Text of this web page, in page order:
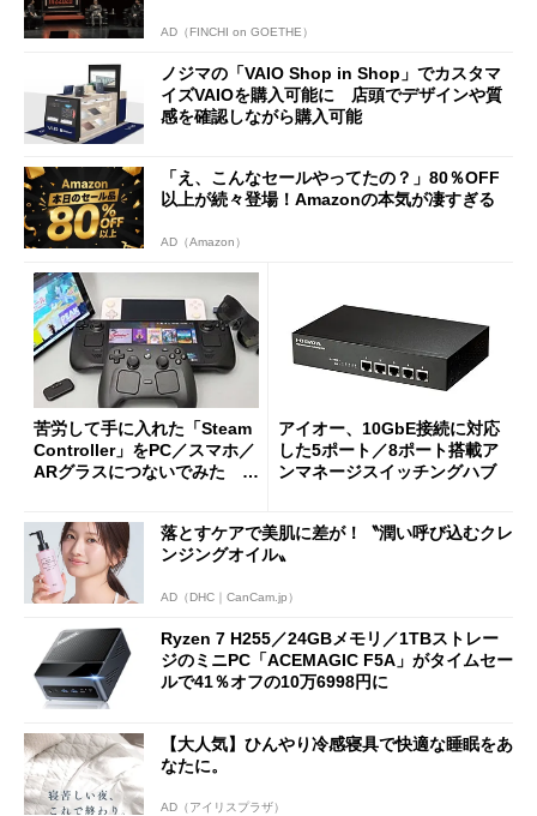
AD（FINCHI on GOETHE）
ノジマの「VAIO Shop in Shop」でカスタマ
イズVAIOを購入可能に 店頭でデザインや質
感を確認しながら購入可能
「え、こんなセールやってたの？」80％OFF
以上が続々登場！Amazonの本気が凄すぎる
AD（Amazon）
苦労して手に入れた「Steam
Controller」をPC／スマホ／
ARグラスにつないでみた ゲ
アイオー、10GbE接続に対応
した5ポート／8ポート搭載ア
ンマネージスイッチングハブ
落とすケアで美肌に差が！〝潤い呼び込むクレ
ンジングオイル〟
AD（DHC｜CanCam.jp）
Ryzen 7 H255／24GBメモリ／1TBストレー
ジのミニPC「ACEMAGIC F5A」がタイムセー
ルで41％オフの10万6998円に
【大人気】ひんやり冷感寝具で快適な睡眠をあ
なたに。
AD（アイリスプラザ）